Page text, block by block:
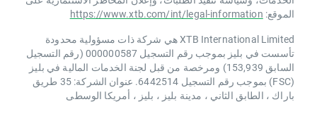
الموقع: https://www.xtb.com/int/legal-information
XTB International Limited هي شركة ذات مسؤولية محدودة
تأسست في بليز بموجب رقم التسجيل 000000587 (رقم التسجيل
السابق 153,939) ومرخصة من قبل لجنة الخدمات المالية في بليز
(FSC) بموجب رقم التسجيل 6442514. عنوان الشركة: 35 طريق
باراك ، الطابق الثاني ، مدينة بليز ، بليز ، أمريكا الوسطى